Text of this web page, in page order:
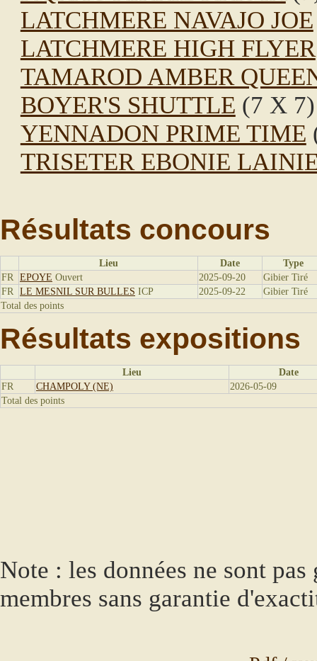
LATCHMERE NAVAJO JOE
LATCHMERE HIGH FLYER
TAMAROD AMBER
BOYER'S SHUTTLE (7 X
YENNADON PRIME TIME
TRISETER EBONIE
Résultats concours
Lieu Date
Type
FR EPOYE Ouvert 2025-09-20
Gibier Tiré
FR LE MESNIL SUR BULLES ICP 2025-09-22
Gibier Tiré
Total des points
Résultats expositions
Lieu
Date
FR
CHAMPOLY (NE)
2026-05-09
Total des points
Note : les données ne sont
membres sans garantie